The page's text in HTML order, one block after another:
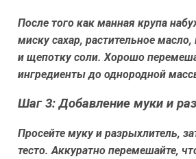
После того как манная крупа
миску сахар, растительное
и щепотку соли. Хорошо
ингредиенты до однородной
Шаг 3: Добавление муки и
Просейте муку и разрыхлитель,
тесто. Аккуратно перемешайте,